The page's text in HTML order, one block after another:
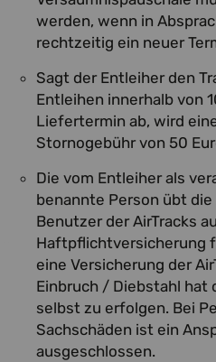
werden, wenn in
rechtzeitig ein neuer
Sagt der Entleiher den
Entleihen innerhalb von
Liefertermin ab, wird
Stornogebühr von 50
Die vom Entleiher als
benannte Person übt
Benutzer der AirTracks
Haftpflichtversicherung
eine Versicherung der
Einbruch / Diebstahl hat
selbst zu erfolgen. Bei
Sachschäden ist ein
ausgeschlossen.